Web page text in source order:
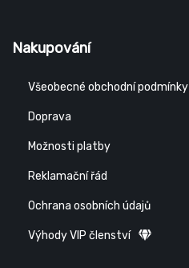
Nakupování
Všeobecné obchodní podmínky
Doprava
Možnosti platby
Reklamační řád
Ochrana osobních údajů
Výhody VIP členství